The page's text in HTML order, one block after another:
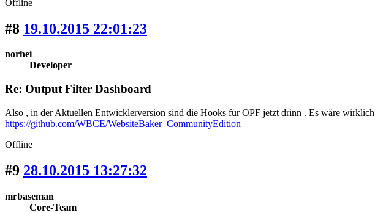
Offline
#8 19.10.2015 22:01:23
norhei
Developer
Re: Output Filter Dashboard
Also , in der Aktuellen Entwicklerversion sind die Hooks für OPF jetzt drinn . Es wäre
https://github.com/WBCE/WebsiteBaker_CommunityEdition
Offline
#9 28.10.2015 13:27:32
mrbaseman
Core-Team